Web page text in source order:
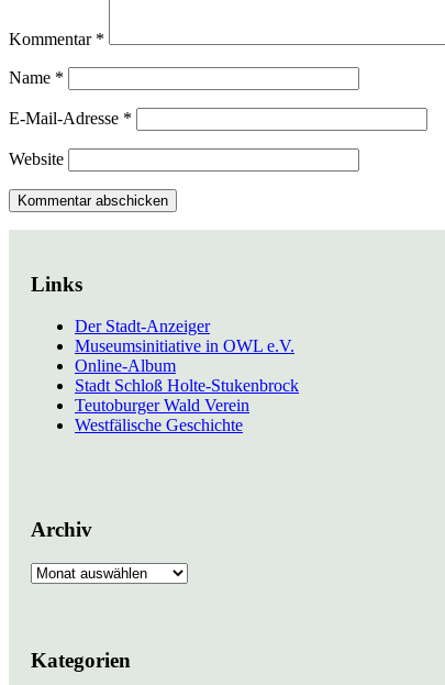
Kommentar *
Name *
E-Mail-Adresse *
Website
Links
Der Stadt-Anzeiger
Museumsinitiative in OWL e.V.
Online-Album
Stadt Schloß Holte-Stukenbrock
Teutoburger Wald Verein
Westfälische Geschichte
Archiv
Archiv
Kategorien